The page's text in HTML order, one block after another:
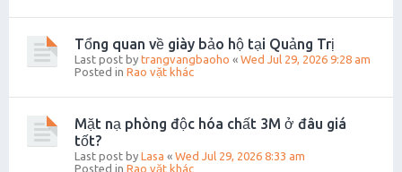
Tổng quan về giày bảo hộ tại Quảng Trị
Last post by trangvangbaoho « Wed Jul 29, 2026 9:28 am
Posted in Rao vặt khác
Mặt nạ phòng độc hóa chất 3M ở đâu giá
tốt?
Last post by Lasa « Wed Jul 29, 2026 8:33 am
Posted in Rao vặt khác